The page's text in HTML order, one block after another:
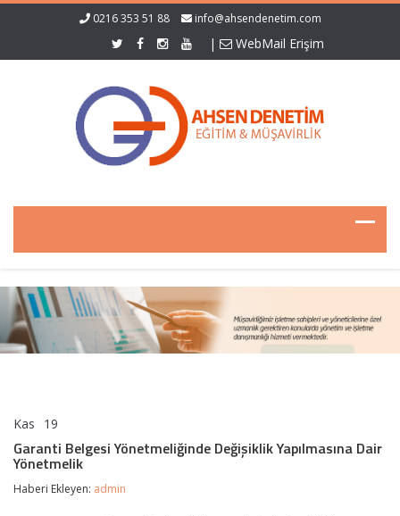
0216 353 51 88 info@ahsendenetim.com
| WebMail Erişim
Kas 19
Yönetmeliğinde
Değişiklik
Yapılmasına
Garanti Belgesi Yönetmeliğinde Değişiklik Yapılmasına Dair
Yönetmelik
Haberi Ekleyen: admin